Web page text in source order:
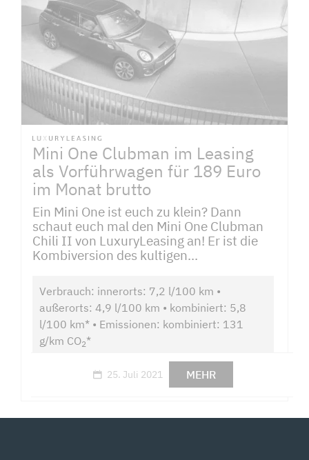
Mini One Clubman im Leasing
als Vorführwagen für 189 Euro
im Monat brutto
Ein Mini One ist euch zu klein? Dann
schaut euch mal den Mini One Clubman
Chili II von LuxuryLeasing an! Er ist die
Kombiversion des kultigen...
Verbrauch: innerorts: 7,2 l/100 km •
außerorts: 4,9 l/100 km • kombiniert: 5,8
l/100 km* • Emissionen: kombiniert: 131
g/km CO2*
25. Juli 2021 MEHR